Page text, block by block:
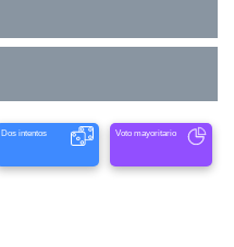
Dos intentos Voto mayoritario